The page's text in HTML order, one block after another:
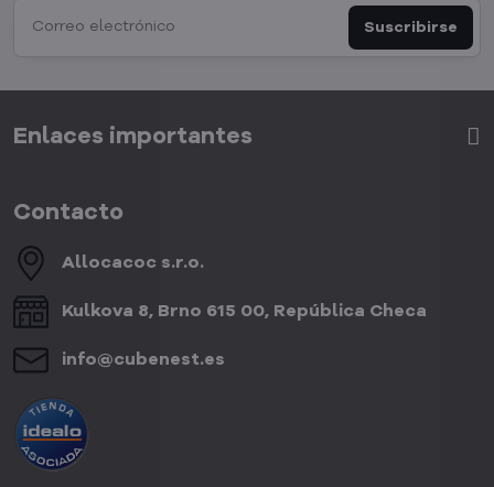
Suscribirse
Enlaces importantes
Contacto
Allocacoc s​.r​.o​.
Kulkova 8, Brno 615 00, República Checa
info​@cubenest​.es